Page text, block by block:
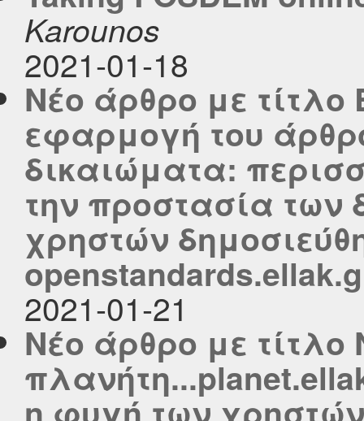
Karounos
2021-01-18
Νέο άρθρο με
εφαρμογή του
δικαιώματα:
την προστασία των
χρηστών
2021-01-21
Νέο άρθρο με